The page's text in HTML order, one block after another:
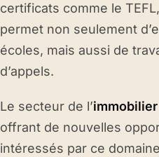
certificats comme le
permet non seulement
écoles, mais aussi de
d’appels.
Le secteur de l’immobilier
offrant de nouvelles
intéressés par ce